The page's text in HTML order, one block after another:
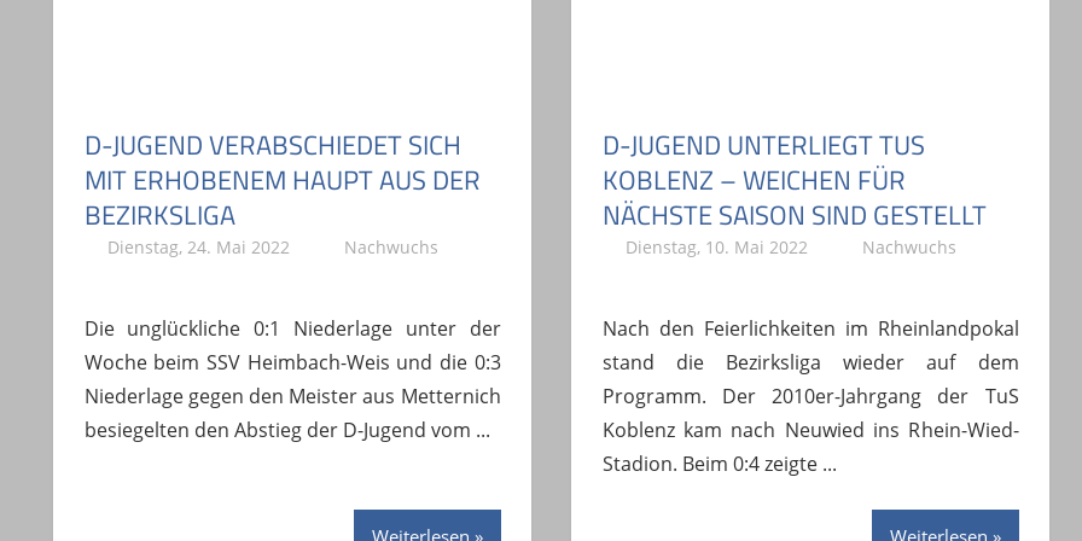
D-JUGEND VERABSCHIEDET SICH
MIT ERHOBENEM HAUPT AUS DER
BEZIRKSLIGA
Dienstag, 24. Mai 2022 A. Böhm
Nachwuchs
Die unglückliche 0:1 Niederlage unter der
Woche beim SSV Heimbach-Weis und die 0:3
Niederlage gegen den Meister aus Metternich
besiegelten den Abstieg der D-Jugend vom
Weiterlesen
D-JUGEND UNTERLIEGT TUS
KOBLENZ – WEICHEN FÜR
NÄCHSTE SAISON SIND GESTELLT
Dienstag, 10. Mai 2022 A. Böhm
Nachwuchs
Nach den Feierlichkeiten im Rheinlandpokal
stand die Bezirksliga wieder auf dem
Programm. Der 2010er-Jahrgang der TuS
Koblenz kam nach Neuwied ins Rhein-Wied-
Stadion. Beim 0:4 zeigte
Weiterlesen